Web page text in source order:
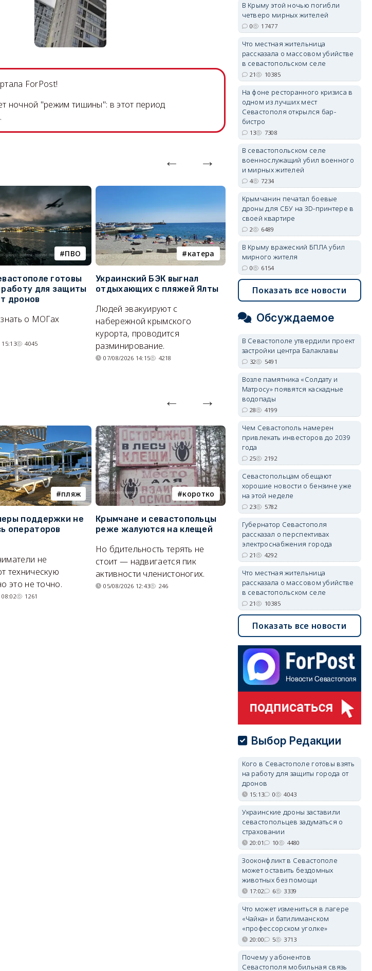
ForPost!
ночной "режим тишины": в этот период
ПВО
готовы
работу для защиты
дронов
о МОГах
15:13 4045
катера
Украинский БЭК выгнал
отдыхающих с пляжей Ялты
Людей эвакуируют с
набережной крымского
курорта, проводится
разминирование.
07/08/2026 14:15 4218
электроснабжение
Губернатор Севастополя
рассказал о перспективах
электроснабжения города
Энергетики, подчеркнул он,
невозможное.
07/08/2026 10:13 4292
пляж
поддержки не
операторов
не
техническую
это не точно.
08:02 1261
коротко
Крымчане и севастопольцы
реже жалуются на клещей
Но бдительность терять не
стоит — надвигается пик
активности членистоногих.
05/08/2026 12:43 246
проект застройки центра
Балаклавы
Там появится туристический
квартал с отелями и
парковками.
05/08/2026 08:01 5491
erid: 2SDnjcrDNw6
erid: 2SDnjdPjgYS
В Крыму этой ночью погибли
четверо мирных жителей
0 17477
Что местная жительница
рассказала о массовом убийстве
в севастопольском селе
21 10385
На фоне ресторанного кризиса в
одном из лучших мест
Севастополя открылся бар-
бистро
13 7308
В севастопольском селе
военнослужащий убил военного
и мирных жителей
4 7234
Крымчанин печатал боевые
дроны для СБУ на 3D-принтере в
своей квартире
2 6489
В Крыму вражеский БПЛА убил
мирного жителя
0 6154
Показать все новости
Обсуждаемое
В Севастополе утвердили проект
застройки центра Балаклавы
32 5491
Возле памятника «Солдату и
Матросу» появятся каскадные
водопады
28 4199
Чем Севастополь намерен
привлекать инвесторов до 2039
года
25 2192
Севастопольцам обещают
хорошие новости о бензине уже
на этой неделе
23 5782
Губернатор Севастополя
рассказал о перспективах
электроснабжения города
21 4292
Что местная жительница
рассказала о массовом убийстве
в севастопольском селе
21 10385
Показать все новости
Выбор Редакции
Кого в Севастополе готовы взять
на работу для защиты города от
дронов
15:13 0 4043
Украинские дроны заставили
севастопольцев задуматься о
страховании
20:01 10 4480
Зооконфликт в Севастополе
может оставить бездомных
животных без помощи
17:02 6 3339
Что может измениться в лагере
«Чайка» и батилиманском
«профессорском уголке»
20:00 5 3713
Почему у абонентов
Севастополя мобильная связь